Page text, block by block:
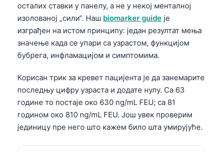
осталих ставки у панелу, а не у некој менталној
изолованој „сили“. Наш biomarker guide је
изграђен на истом принципу: један резултат мења
значење када се упари са узрастом, функцијом
бубрега, инфламацијом и симптомима.
Корисан трик за кревет пацијента је да занемарите
последњу цифру узраста и додате нулу. Са 63
године то постаје око 630 ng/mL FEU; са 81
годином око 810 ng/mL FEU. Још увек проверим
јединицу пре него што кажем било шта умирујуће.